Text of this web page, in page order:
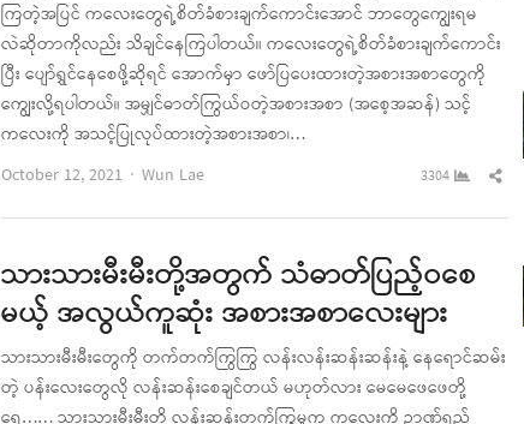
ကြတဲ့အပြင် ကလေးတွေရဲ့စိတ်ခံစားချက်ကောင်းအောင် ဘာတွေကျွေးရမ
လဲဆိုတာကိုလည်း သိချင်နေကြပါတယ်။ ကလေးတွေရဲ့စိတ်ခံစားချက်ကောင်း
ပြီး ပျော်ရွှင်နေစေဖို့ဆိုရင် အောက်မှာ ဖော်ပြပေးထားတဲ့အစားအစာတွေကို
ကျွေးလို့ရပါတယ်။ အမျှင်ဓာတ်ကြွယ်ဝတဲ့အစားအစာ (အစေ့အဆန်) သင့်
ကလေးကို အသင့်ပြုလုပ်ထားတဲ့အစားအစာ၊…
October 12, 2021
Author
Wun Lae 3304
post
သားသားမီးမီးတို့အတွက် သံဓာတ်ပြည့်ဝစေ
မယ့် အလွယ်ကူဆုံး အစားအစာလေးများ
သားသားမီးမီးတွေကို တက်တက်ကြွကြွ လန်းလန်းဆန်းဆန်းနဲ့ နေရောင်ဆမ်း
တဲ့ ပန်းလေးတွေလို လန်းဆန်းစေချင်တယ် မဟုတ်လား မေမေဖေဖေတို့